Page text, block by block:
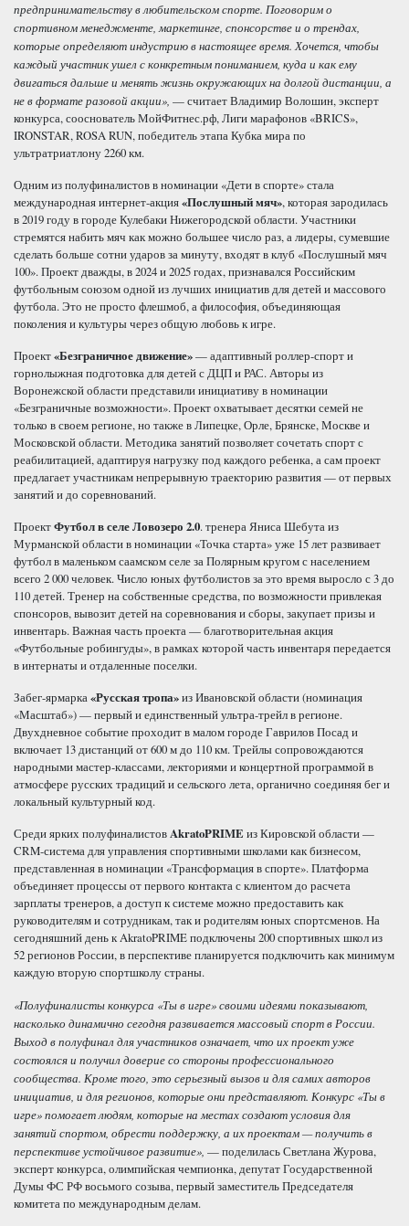
предпринимательству в любительском спорте. Поговорим о
спортивном менеджменте, маркетинге, спонсорстве и о трендах,
которые определяют индустрию в настоящее время. Хочется, чтобы
каждый участник ушел с конкретным пониманием, куда и как ему
двигаться дальше и менять жизнь окружающих на долгой дистанции, а
не в формате разовой акции», — считает Владимир Волошин, эксперт
конкурса, сооснователь МойФитнес.рф, Лиги марафонов «BRICS»,
IRONSTAR, ROSA RUN, победитель этапа Кубка мира по
ультратриатлону 2260 км.
Одним из полуфиналистов в номинации «Дети в спорте» стала
международная интернет-акция«Послушный мяч», которая зародилась
в 2019 году в городе Кулебаки Нижегородской области. Участники
стремятся набить мяч как можно большее число раз, а лидеры, сумевшие
сделать больше сотни ударов за минуту, входят в клуб «Послушный мяч
100». Проект дважды, в 2024 и 2025 годах, признавался Российским
футбольным союзом одной из лучших инициатив для детей и массового
футбола. Это не просто флешмоб, а философия, объединяющая
поколения и культуры через общую любовь к игре.
Проект«Безграничное движение»— адаптивный роллер-спорт и
горнолыжная подготовка для детей с ДЦП и РАС. Авторы из
Воронежской области представили инициативу в номинации
«Безграничные возможности». Проект охватывает десятки семей не
только в своем регионе, но также в Липецке, Орле, Брянске, Москве и
Московской области. Методика занятий позволяет сочетать спорт с
реабилитацией, адаптируя нагрузку под каждого ребенка, а сам проект
предлагает участникам непрерывную траекторию развития — от первых
занятий и до соревнований.
ПроектФутбол в селе Ловозеро 2.0. тренера Яниса Шебута из
Мурманской области в номинации «Точка старта» уже 15 лет развивает
футбол в маленьком саамском селе за Полярным кругом с населением
всего 2 000 человек. Число юных футболистов за это время выросло с 3 до
110 детей. Тренер на собственные средства, по возможности привлекая
спонсоров, вывозит детей на соревнования и сборы, закупает призы и
инвентарь. Важная часть проекта — благотворительная акция
«Футбольные робингуды», в рамках которой часть инвентаря передается
в интернаты и отдаленные поселки.
Забег-ярмарка«Русская тропа»из Ивановской области (номинация
«Масштаб») — первый и единственный ультра-трейл в регионе.
Двухдневное событие проходит в малом городе Гаврилов Посад и
включает 13 дистанций от 600 м до 110 км. Трейлы сопровождаются
народными мастер-классами, лекториями и концертной программой в
атмосфере русских традиций и сельского лета, органично соединяя бег и
локальный культурный код.
Среди ярких полуфиналистовAkratoPRIME из Кировской области —
CRM-система для управления спортивными школами как бизнесом,
представленная в номинации «Трансформация в спорте». Платформа
объединяет процессы от первого контакта с клиентом до расчета
зарплаты тренеров, а доступ к системе можно предоставить как
руководителям и сотрудникам, так и родителям юных спортсменов. На
сегодняшний день к AkratoPRIME подключены 200 спортивных школ из
52 регионов России, в перспективе планируется подключить как минимум
каждую вторую спортшколу страны.
«Полуфиналисты конкурса «Ты в игре» своими идеями показывают,
насколько динамично сегодня развивается массовый спорт в России.
Выход в полуфинал для участников означает, что их проект уже
состоялся и получил доверие со стороны профессионального
сообщества. Кроме того, это серьезный вызов и для самих авторов
инициатив, и для регионов, которые они представляют. Конкурс «Ты в
игре» помогает людям, которые на местах создают условия для
занятий спортом, обрести поддержку, а их проектам — получить в
перспективе устойчивое развитие», — поделилась Светлана Журова,
эксперт конкурса, олимпийская чемпионка, депутат Государственной
Думы ФС РФ восьмого созыва, первый заместитель Председателя
комитета по международным делам.